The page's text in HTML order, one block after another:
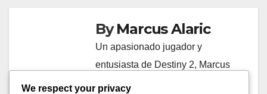
ByMarcus Alaric
Un apasionado jugador y
entusiasta de Destiny 2, Marcus
Alaric ha dedicado su tiempo a
We respect your privacy